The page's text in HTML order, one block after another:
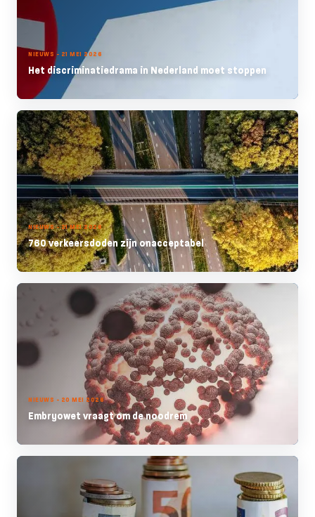
NIEUWS - 21 MEI 2026
Het discriminatiedrama in Nederland moet stoppen
NIEUWS - 21 MEI 2026
760 verkeersdoden zijn onacceptabel
NIEUWS - 20 MEI 2026
Embryowet vraagt om de noodrem